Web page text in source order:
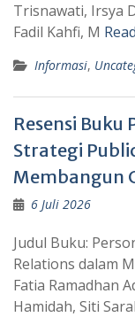
Trisnawati, Irsya
Fadil Kahfi, M
Informasi,
Resensi Buku
Strategi
Membangun
6 Juli 2026
Judul Buku:
Relations dalam
Fatia Ramadhan
Hamidah, Siti